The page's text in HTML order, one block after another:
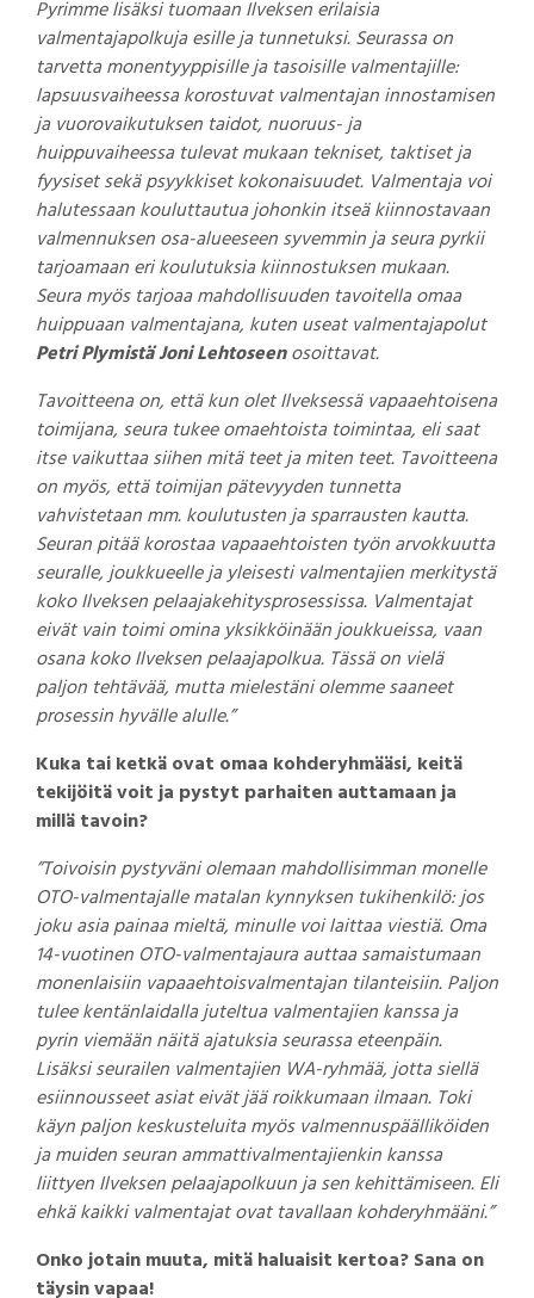
Pyrimme lisäksi tuomaan Ilveksen erilaisia
valmentajapolkuja esille ja tunnetuksi. Seurassa on
tarvetta monentyyppisille ja tasoisille valmentajille:
lapsuusvaiheessa korostuvat valmentajan innostamisen
ja vuorovaikutuksen taidot, nuoruus- ja
huippuvaiheessa tulevat mukaan tekniset, taktiset ja
fyysiset sekä psyykkiset kokonaisuudet. Valmentaja voi
halutessaan kouluttautua johonkin itseä kiinnostavaan
valmennuksen osa-alueeseen syvemmin ja seura pyrkii
tarjoamaan eri koulutuksia kiinnostuksen mukaan.
Seura myös tarjoaa mahdollisuuden tavoitella omaa
huippuaan valmentajana, kuten useat valmentajapolut
Petri PlymistäJoni Lehtoseenosoittavat.
Tavoitteena on, että kun olet Ilveksessä vapaaehtoisena
toimijana, seura tukee omaehtoista toimintaa, eli saat
itse vaikuttaa siihen mitä teet ja miten teet. Tavoitteena
on myös, että toimijan pätevyyden tunnetta
vahvistetaan mm. koulutusten ja sparrausten kautta.
Seuran pitää korostaa vapaaehtoisten työn arvokkuutta
seuralle, joukkueelle ja yleisesti valmentajien merkitystä
koko Ilveksen pelaajakehitysprosessissa. Valmentajat
eivät vain toimi omina yksikköinään joukkueissa, vaan
osana koko Ilveksen pelaajapolkua. Tässä on vielä
paljon tehtävää, mutta mielestäni olemme saaneet
prosessin hyvälle alulle.”
Kuka tai ketkä ovat omaa kohderyhmääsi, keitä
tekijöitä voit ja pystyt parhaiten auttamaan ja
millä tavoin?
”Toivoisin pystyväni olemaan mahdollisimman monelle
OTO-valmentajalle matalan kynnyksen tukihenkilö: jos
joku asia painaa mieltä, minulle voi laittaa viestiä. Oma
14-vuotinen OTO-valmentajaura auttaa samaistumaan
monenlaisiin vapaaehtoisvalmentajan tilanteisiin. Paljon
tulee kentänlaidalla juteltua valmentajien kanssa ja
pyrin viemään näitä ajatuksia seurassa eteenpäin.
Lisäksi seurailen valmentajien WA-ryhmää, jotta siellä
esiinnousseet asiat eivät jää roikkumaan ilmaan. Toki
käyn paljon keskusteluita myös valmennuspäälliköiden
ja muiden seuran ammattivalmentajienkin kanssa
liittyen Ilveksen pelaajapolkuun ja sen kehittämiseen. Eli
ehkä kaikki valmentajat ovat tavallaan kohderyhmääni.”
Onko jotain muuta, mitä haluaisit kertoa? Sana on
täysin vapaa!